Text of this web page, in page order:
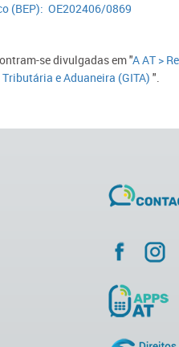
(BEP): OE202406/0869​
se divulgadas em​ "A AT >
e Aduaneira​​ (GITA)​ ​".